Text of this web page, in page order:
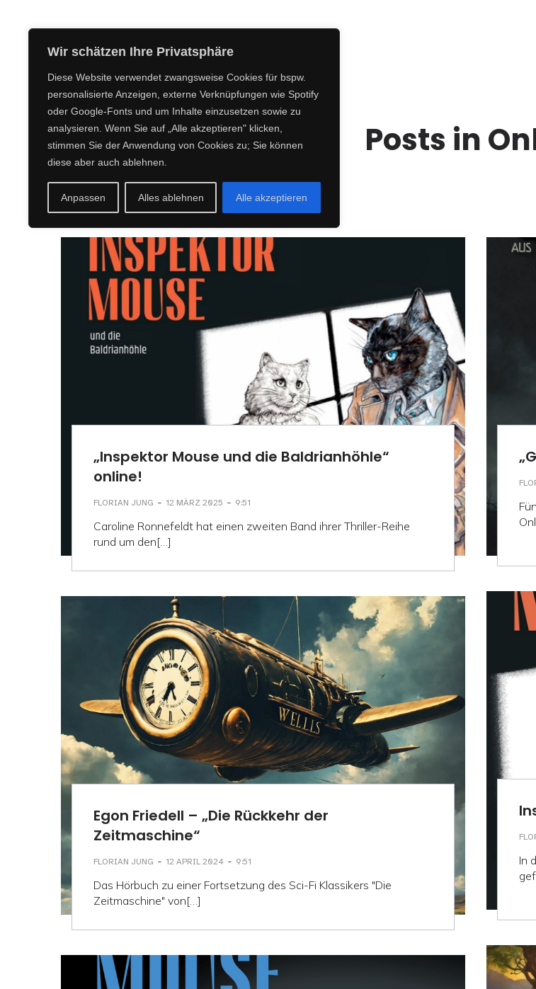
Wir schätzen Ihre Privatsphäre
Diese Website verwendet zwangsweise Cookies für bspw.
personalisierte Anzeigen, externe Verknüpfungen wie Spotify
oder Google-Fonts und um Inhalte einzusetzen sowie zu
analysieren. Wenn Sie auf „Alle akzeptieren" klicken,
stimmen Sie der Anwendung von Cookies zu; Sie können
diese aber auch ablehnen.
Anpassen Alles ablehnen Alle akzeptieren
Posts in
„Inspektor Mouse und die Baldrianhöhle“
online!
FLORIAN JUNG - 12 MÄRZ 2025 - 9:51
Caroline Ronnefeldt hat einen zweiten Band ihrer Thriller-Reihe
rund um den[…]
In
Egon Friedell – „Die Rückkehr der
Zeitmaschine“
FLORIAN JUNG - 12 APRIL 2024 - 9:51
Das Hörbuch zu einer Fortsetzung des Sci-Fi Klassikers "Die
Zeitmaschine" von[…]